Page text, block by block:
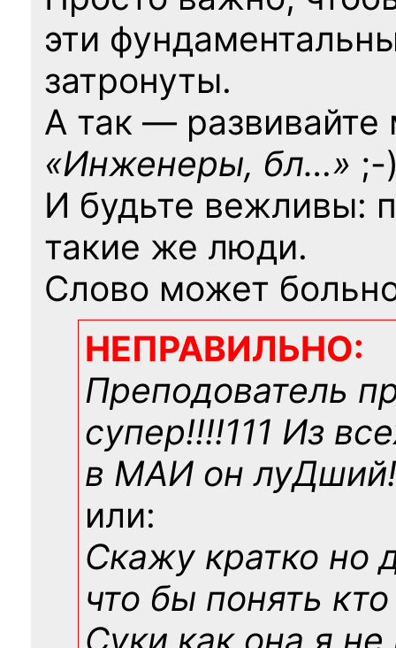
эти
затронуты.
А так — развивайте
«Инженеры, бл…» ;-
И будьте вежливы:
такие же люди.
Слово может
НЕПРАВИЛЬНО:
Преподователь
супер!!!!111 Из
в МАИ он
или:
Скажу кратко но
что бы понять
Суки как она я не